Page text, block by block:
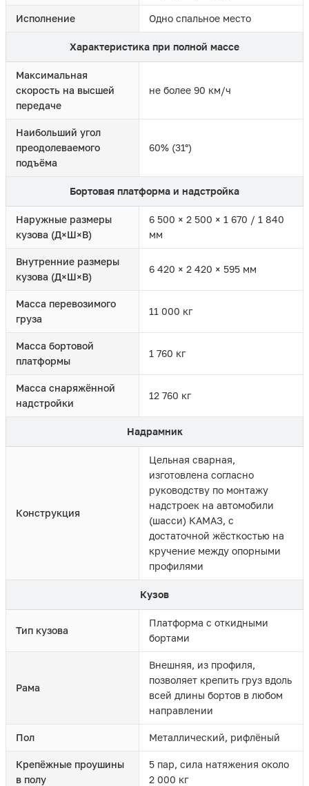
Исполнение Одно спальное место
Характеристика при полной массе
Максимальная
скорость на высшей
передаче
не более 90 км/ч
Наибольший угол
преодолеваемого
подъёма
60% (31°)
Бортовая платформа и надстройка
Наружные размеры
кузова (Д×Ш×В)
6 500 × 2 500 × 1 670 / 1 840
мм
Внутренние размеры
кузова (Д×Ш×В)
6 420 × 2 420 × 595 мм
Масса перевозимого
груза
11 000 кг
Масса бортовой
платформы
1 760 кг
Масса снаряжённой
надстройки
12 760 кг
Надрамник
Конструкция
Цельная сварная,
изготовлена согласно
руководству по монтажу
надстроек на автомобили
(шасси) КАМАЗ, с
достаточной жёсткостью на
кручение между опорными
профилями
Кузов
Тип кузова
Платформа с откидными
бортами
Рама
Внешняя, из профиля,
позволяет крепить груз вдоль
всей длины бортов в любом
направлении
Пол Металлический, рифлёный
Крепёжные проушины
в полу
5 пар, сила натяжения около
2 000 кг